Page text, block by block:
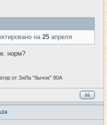
на 25 апреля
норм?
от ЗиЛа "бычок" 90А